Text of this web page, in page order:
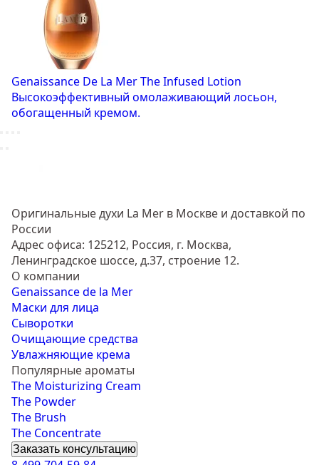
Genaissance De La Mer The Infused Lotion
Высокоэффективный омолаживающий лосьон,
обогащенный кремом.
Оригинальные духи La Mer в Москве и доставкой по
России
Адрес офиса: 125212, Россия, г. Москва,
Ленинградское шоссе, д.37, строение 12.
О компании
Genaissance de la Mer
Маски для лица
Сыворотки
Очищающие средства
Увлажняющие крема
Популярные ароматы
The Moisturizing Cream
The Powder
The Brush
The Concentrate
Заказать консультацию